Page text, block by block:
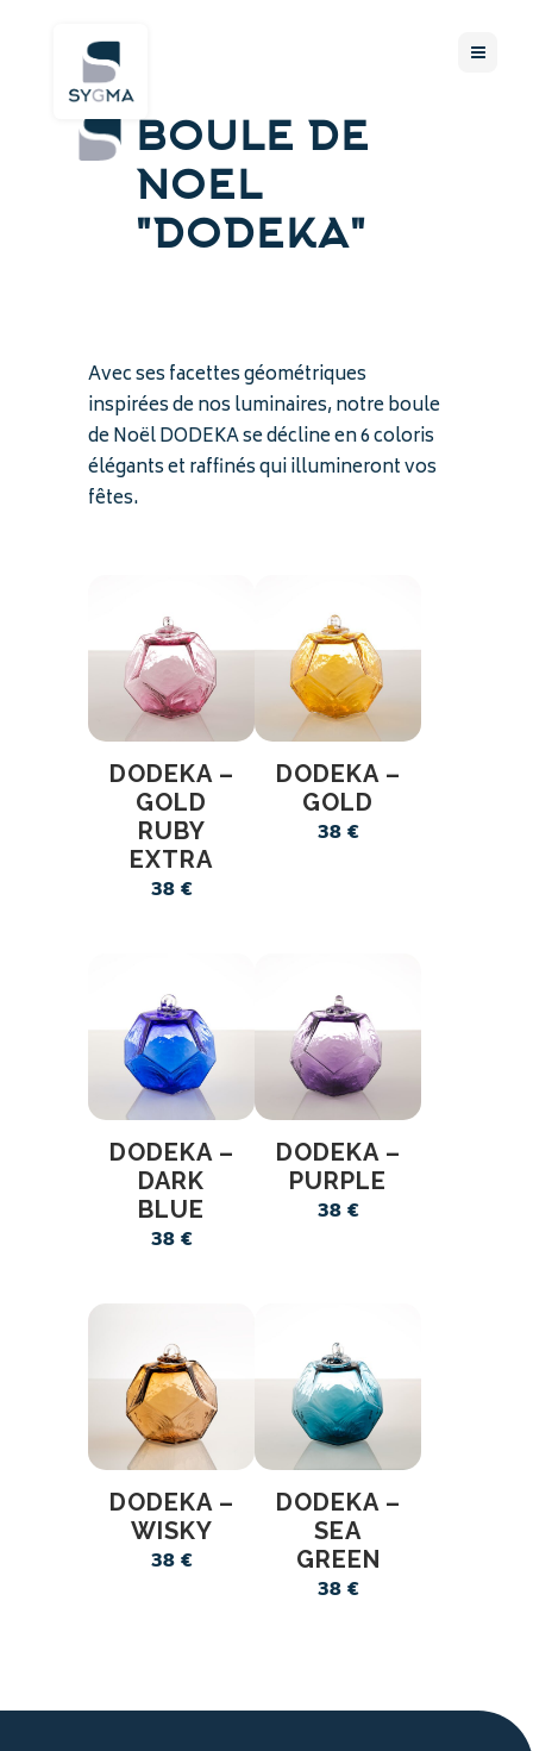
BOULE DE
NOEL
"DODEKA"
Avec ses facettes géométriques
inspirées de nos luminaires, notre boule
de Noël DODEKA se décline en 6 coloris
élégants et raffinés qui illumineront vos
fêtes.
DODEKA –
GOLD
RUBY
EXTRA
38 €
DODEKA –
GOLD
38 €
DODEKA –
DARK
BLUE
38 €
DODEKA –
PURPLE
38 €
DODEKA –
WISKY
38 €
DODEKA –
SEA
GREEN
38 €